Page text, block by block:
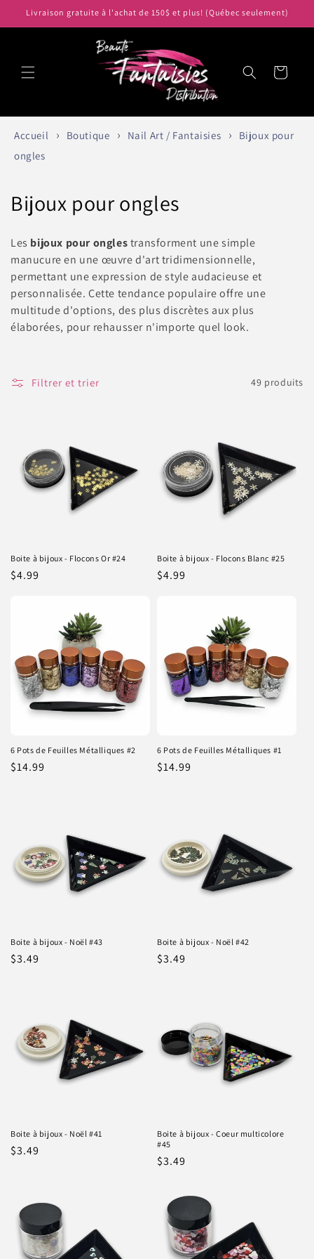
passer
au
Livraison gratuite à l'achat de 150$ et plus! (Québec seulement)
Panier
Accueil Boutique Nail Art / Fantaisies
Bijoux pour
ongles
C
l
l
e
c
i
Bijoux pour ongles
Les bijoux pour onglestransforment une simple
manucure en une œuvre d'art tridimensionnelle,
permettant une expression de style audacieuse et
personnalisée. Cette tendance populaire offre une
multitude d'options, des plus discrètes aux plus
élaborées, pour rehausser n'importe quel look.
Filtrer et trier 49 produits
Boite à bijoux - Flocons Or #24
Prix
$4.99
Boite à bijoux - Flocons Blanc #25
Prix
$4.99
6 Pots de Feuilles Métalliques #2
Prix
$14.99
6 Pots de Feuilles Métalliques #1
Prix
$14.99
Boite à bijoux - Noël #43
Prix
$3.49
Boite à bijoux - Noël #42
Prix
$3.49
Boite à bijoux - Noël #41
Prix
$3.49
Boite à bijoux - Coeur multicolore
#45
Prix
$3.49